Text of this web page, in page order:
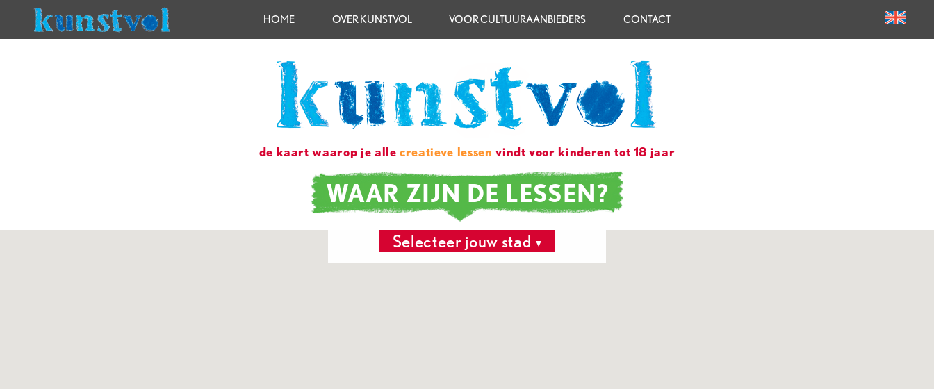
HOME OVER KUNSTVOL VOOR CULTUURAANBIEDERS CONTACT
de kaart waarop je allecreatieve lessen vindt voor kinderen tot 18 jaar
WAAR ZIJN DE LESSEN?
Selecteer jouw stad